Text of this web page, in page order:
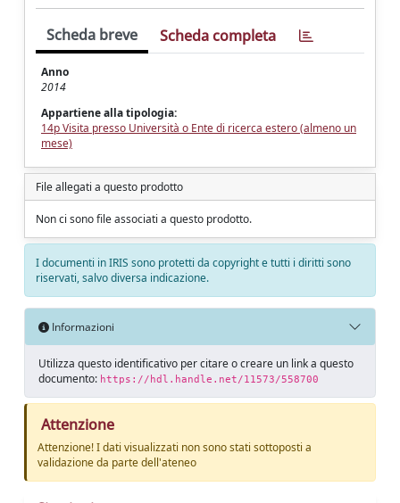
Scheda breve Scheda completa
Anno
2014
Appartiene alla tipologia:
14p Visita presso Università o Ente di ricerca estero (almeno un
mese)
File allegati a questo prodotto
Non ci sono file associati a questo prodotto.
I documenti in IRIS sono protetti da copyright e tutti i diritti sono
riservati, salvo diversa indicazione.
Informazioni
Utilizza questo identificativo per citare o creare un link a questo
documento: https://hdl.handle.net/11573/558700
Attenzione
Attenzione! I dati visualizzati non sono stati sottoposti a
validazione da parte dell'ateneo